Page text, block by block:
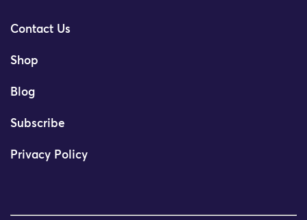
Contact Us
Shop
Blog
Subscribe
Privacy Policy